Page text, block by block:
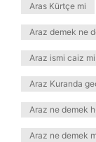
Aras Kürtçe mi
Araz demek ne
Araz ismi caiz mi
Araz Kuranda
Araz ne demek
Araz ne demek